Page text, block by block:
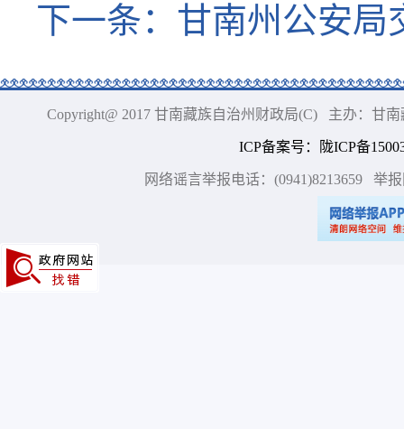
下一条： 甘南州公安局
Copyright@ 2017 甘南藏族自治州财政局(C) 主办：甘
ICP备案号 ： 陇ICP备
网络谣言举报电话：(0941)8213659 举报